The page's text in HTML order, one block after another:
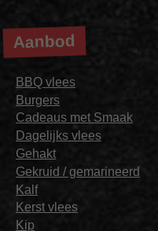
Aanbod
BBQ vlees
Burgers
Cadeaus met Smaak
Dagelijks vlees
Gehakt
Gekruid / gemarineerd
Kalf
Kerst vlees
Kip